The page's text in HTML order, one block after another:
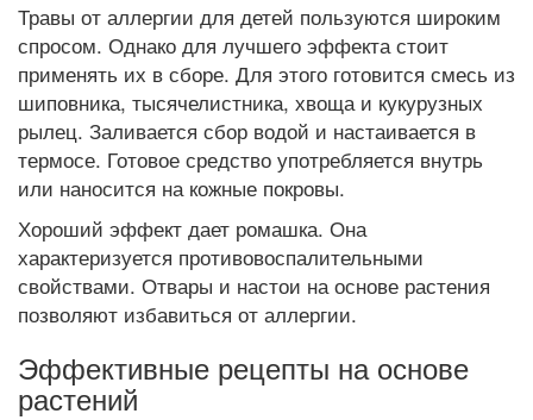
Травы от аллергии для детей пользуются широким
спросом. Однако для лучшего эффекта стоит
применять их в сборе. Для этого готовится смесь из
шиповника, тысячелистника, хвоща и кукурузных
рылец. Заливается сбор водой и настаивается в
термосе. Готовое средство употребляется внутрь
или наносится на кожные покровы.
Хороший эффект дает ромашка. Она
характеризуется противовоспалительными
свойствами. Отвары и настои на основе растения
позволяют избавиться от аллергии.
Эффективные рецепты на основе
растений